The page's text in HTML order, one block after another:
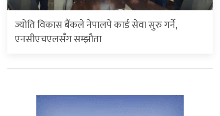
ज्योति विकास बैंकले नेपालपे कार्ड सेवा सुरु गर्ने,
एनसीएचएलसँग सम्झौता